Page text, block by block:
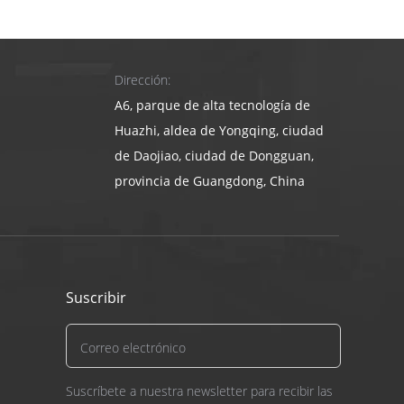
y la impresora de la computadora,
electrodoméstico, automóvil, ... etc.
Dirección:
A6, parque de alta tecnología de
Huazhi, aldea de Yongqing, ciudad
de Daojiao, ciudad de Dongguan,
provincia de Guangdong, China
Suscribir
Suscríbete a nuestra newsletter para recibir las